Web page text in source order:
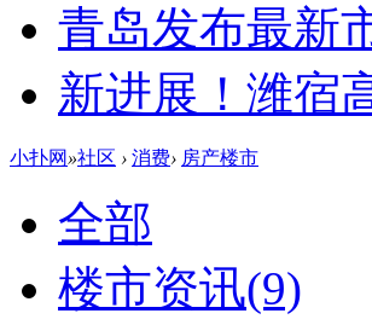
青岛发布最新
新进展！潍宿
小扑网 »社区 › 消费› 房产楼市
全部
楼市资讯(9)